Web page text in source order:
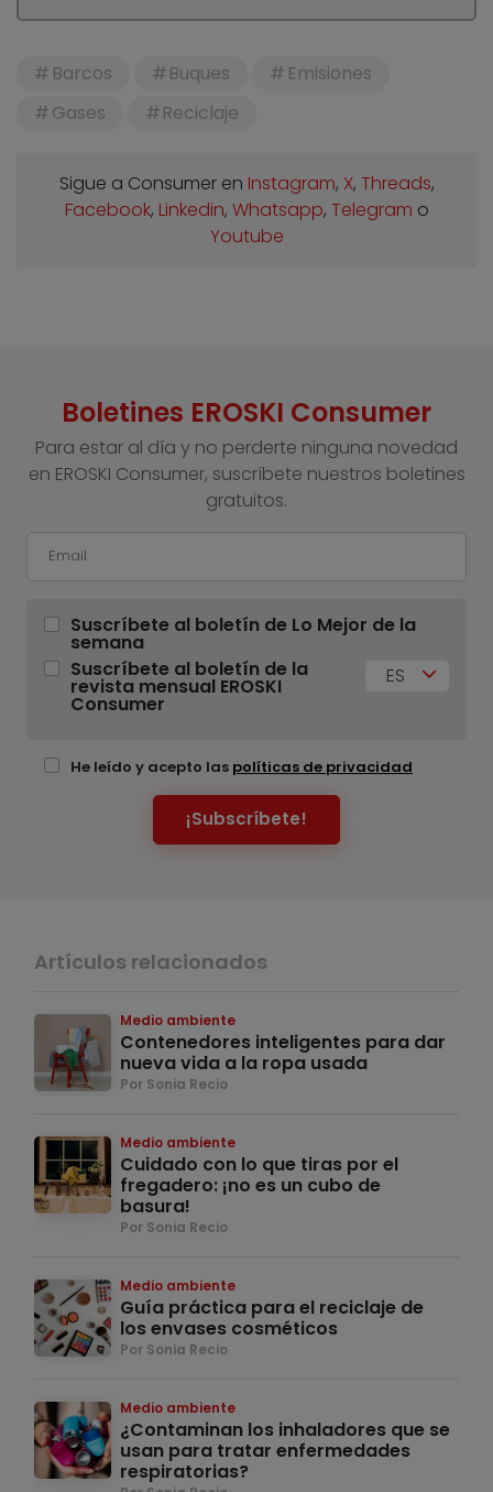
Barcos Buques
Emisiones
Gases
Reciclaje
Sigue a Consumer en Instagram, X, Threads,
Facebook, Linkedin, Whatsapp, Telegram o
Youtube
Boletines EROSKI Consumer
Para estar al día y no perderte ninguna novedad
en EROSKI Consumer, suscríbete nuestros boletines
gratuitos.
Suscríbete al boletín de Lo Mejor de la
semana
Suscríbete al boletín de la
revista mensual EROSKI
Consumer
ES
He leído y acepto las políticas de privacidad
¡Subscríbete!
Artículos relacionados
Medio ambiente
Contenedores inteligentes para dar
nueva vida a la ropa usada
Por Sonia Recio
Medio ambiente
Cuidado con lo que tiras por el
fregadero: ¡no es un cubo de
basura!
Por Sonia Recio
Medio ambiente
Guía práctica para el reciclaje de
los envases cosméticos
Por Sonia Recio
Medio ambiente
¿Contaminan los inhaladores que se
usan para tratar enfermedades
respiratorias?